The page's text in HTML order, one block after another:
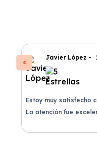
Javier López -
Estoy muy satisfecho
La atención fue